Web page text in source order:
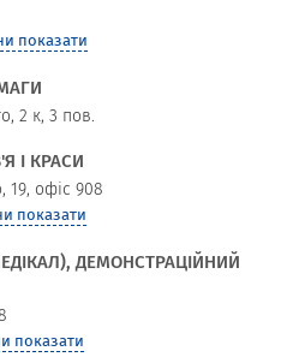
показати
2 к, 3 пов.
І КРАСИ
19, офіс 908
показати
ДЕМОНСТРАЦІЙНИЙ
показати